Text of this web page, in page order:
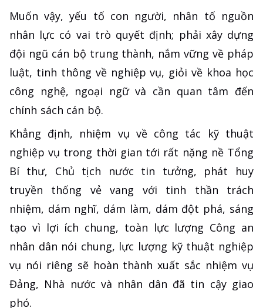
Muốn vậy, yếu tố con người, nhân tố nguồn
nhân lực có vai trò quyết định; phải xây dựng
đội ngũ cán bộ trung thành, nắm vững về pháp
luật, tinh thông về nghiệp vụ, giỏi về khoa học
công nghệ, ngoại ngữ và cần quan tâm đến
chính sách cán bộ.
Khẳng định, nhiệm vụ về công tác kỹ thuật
nghiệp vụ trong thời gian tới rất nặng nề Tổng
Bí thư, Chủ tịch nước tin tưởng, phát huy
truyền thống vẻ vang với tinh thần trách
nhiệm, dám nghĩ, dám làm, dám đột phá, sáng
tạo vì lợi ích chung, toàn lực lượng Công an
nhân dân nói chung, lực lượng kỹ thuật nghiệp
vụ nói riêng sẽ hoàn thành xuất sắc nhiệm vụ
Đảng, Nhà nước và nhân dân đã tin cậy giao
phó.